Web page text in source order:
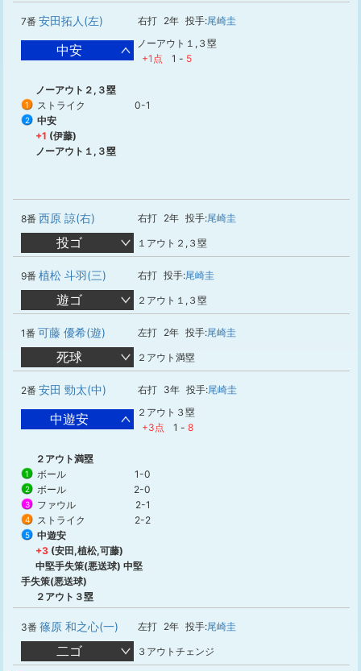
7番 安田拓人(左) 右打 2年 投手:尾崎圭
中安
ノーアウト１,３塁
+1点
1 - 5
ノーアウト２,３塁
1 ストライク 0-1
2
中安
+1 (伊藤)
ノーアウト１,３塁
8番 西原 諒(右) 右打 2年 投手:尾崎圭
投ゴ １アウト２,３塁
9番 植松 斗羽(三) 右打 投手:尾崎圭
遊ゴ ２アウト１,３塁
1番 可藤 優希(遊) 左打 2年 投手:尾崎圭
死球 ２アウト満塁
2番 安田 勁太(中) 右打 3年 投手:尾崎圭
中遊安
２アウト３塁
+3点
1 - 8
２アウト満塁
1 ボール 1-0
2 ボール 2-0
3 ファウル 2-1
4 ストライク 2-2
5
中遊安
+3 (安田,植松,可藤)
中堅手失策(悪送球) 中堅
手失策(悪送球)
２アウト３塁
3番 篠原 和之心(一) 左打 2年 投手:尾崎圭
二ゴ ３アウトチェンジ